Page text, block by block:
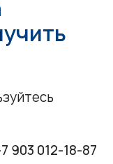
903 012-18-87